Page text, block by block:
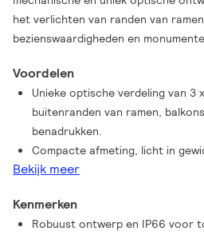
het verlichten van randen van
bezienswaardigheden en
spreidingslens met DMX-regelaar,
ontwerpers de vrijheid bieden om
ontwerpen te proberen zonder
Voordelen
Unieke optische verdeling van 3
buitenranden van ramen,
benadrukken.
Compacte afmeting, licht in
Bekijk meer
Kenmerken
Robuust ontwerp en IP66 voor